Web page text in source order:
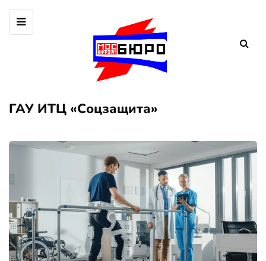
ГАУ ИТЦ «Соцзащита»